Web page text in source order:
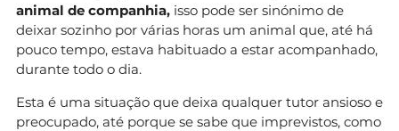
animal de companhia, isso pode ser sinónimo de
deixar sozinho por várias horas um animal que, até há
pouco tempo, estava habituado a estar acompanhado,
durante todo o dia.
Esta é uma situação que deixa qualquer tutor ansioso e
preocupado, até porque se sabe que imprevistos, como